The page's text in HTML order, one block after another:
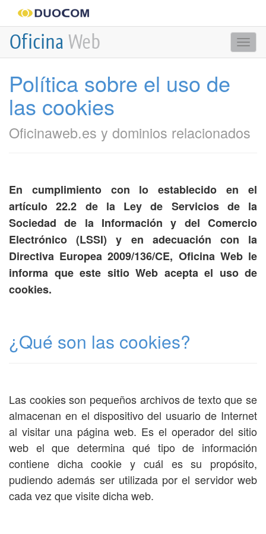
Oficina Web
Política sobre el uso de
las cookies
Oficinaweb.es y dominios relacionados
En cumplimiento con lo establecido en el
artículo 22.2 de la Ley de Servicios de la
Sociedad de la Información y del Comercio
Electrónico (LSSI) y en adecuación con la
Directiva Europea 2009/136/CE, Oficina Web le
informa que este sitio Web acepta el uso de
cookies.
¿Qué son las cookies?
Las cookies son pequeños archivos de texto que se
almacenan en el dispositivo del usuario de Internet
al visitar una página web. Es el operador del sitio
web el que determina qué tipo de información
contiene dicha cookie y cuál es su propósito,
pudiendo además ser utilizada por el servidor web
cada vez que visite dicha web.